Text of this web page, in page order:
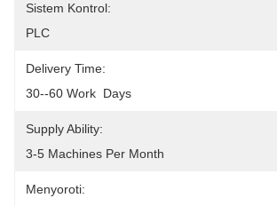
Sistem Kontrol:
PLC
Delivery Time:
30--60 Work  Days
Supply Ability:
3-5 Machines Per Month
Menyoroti: